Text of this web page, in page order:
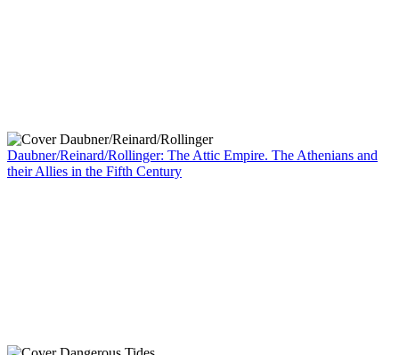
Daubner/Reinard/Rollinger: The Attic Empire. The Athenians and
their Allies in the Fifth Century